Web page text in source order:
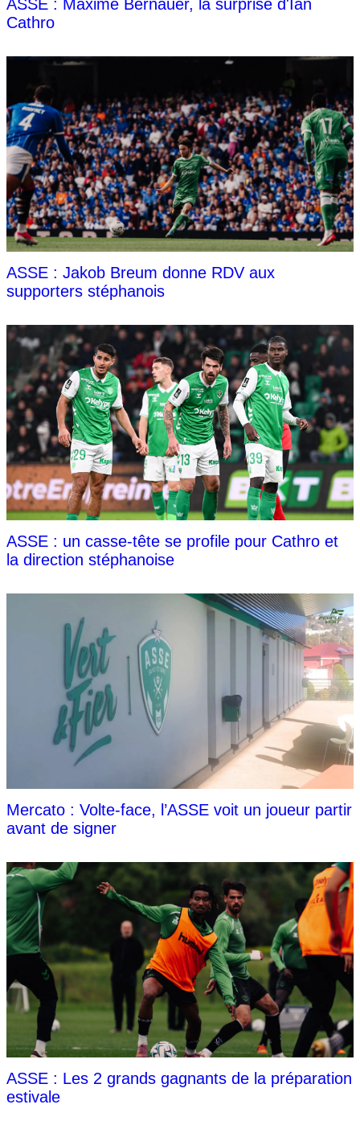
ASSE : Maxime Bernauer, la surprise d'Ian
Cathro
ASSE : Jakob Breum donne RDV aux
supporters stéphanois
ASSE : un casse-tête se profile pour Cathro et
la direction stéphanoise
Mercato : Volte-face, l’ASSE voit un joueur partir
avant de signer
ASSE : Les 2 grands gagnants de la préparation
estivale